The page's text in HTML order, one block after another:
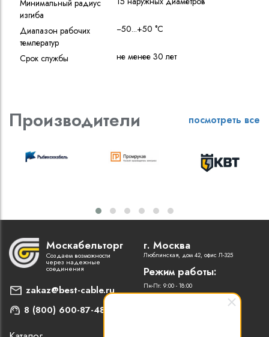
Минимальный радиус
изгиба
Диапазон рабочих
температур
−50...+50 °C
Срок службы не менее 30 лет
Производители посмотреть все
Москабельторг
Создаем возможности
через надежные
соединения
zakaz@best-cable.ru
8 (800) 600-87-48
г. Москва
Люблинская, дом 42, офис Л-325
Режим работы:
Пн-Пт: 9:00 - 18:00